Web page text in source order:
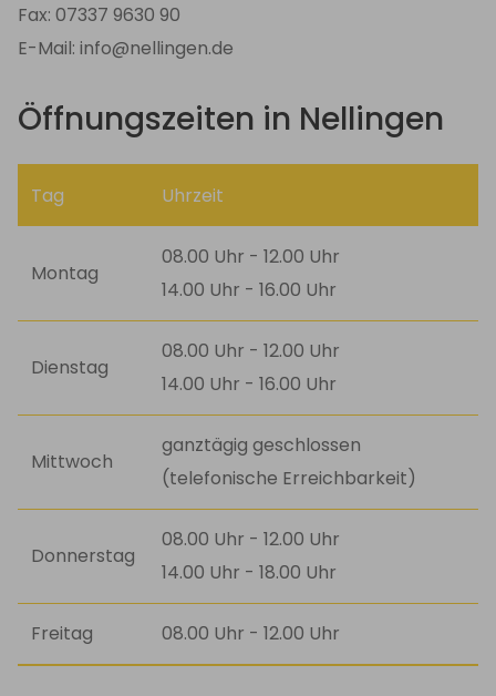
Fax: 07337 9630 90
E-Mail: info@nellingen.de
Öffnungszeiten in Nellingen
Tag Uhrzeit
Montag
08.00 Uhr - 12.00 Uhr
14.00 Uhr - 16.00 Uhr
Dienstag
08.00 Uhr - 12.00 Uhr
14.00 Uhr - 16.00 Uhr
Mittwoch
ganztägig geschlossen
(telefonische Erreichbarkeit)
Donnerstag
08.00 Uhr - 12.00 Uhr
14.00 Uhr - 18.00 Uhr
Freitag 08.00 Uhr - 12.00 Uhr